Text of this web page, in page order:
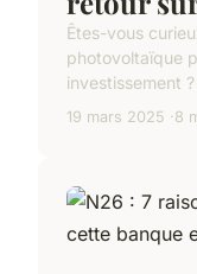
Êtes-vous
photovoltaïque
investissement
19 mars 2025 8